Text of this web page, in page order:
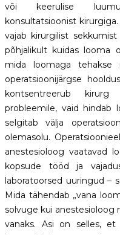
või keerulise
konsultatsioonist
vajab kirurgilist
põhjalikult kuidas looma
mida loomaga tehakse
operatsioonijärgse
kontsentreerub
probleemile, vaid hindab
selgitab välja
olemasolu.
anestesioloog vaatavad
kopsude tööd ja
laboratoorsed uuringud –
Mida tähendab „vana
solvuge kui anestesioloog
vanaks. Asi on selles, et